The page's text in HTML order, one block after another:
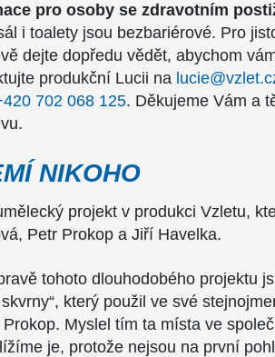
pro osoby se zdravotním
i toalety jsou bezbariérové. Pro
dejte dopředu vědět, abychom
produkční Lucii na
702 068 125. Děkujeme Vám a
NIKOHO
projekt v produkci Vzletu,
Petr Prokop a Jiří Havelka.
tohoto dlouhodobého projektu
skvrny“, který použil ve své
Prokop. Myslel tím ta místa ve
je, protože nejsou na první